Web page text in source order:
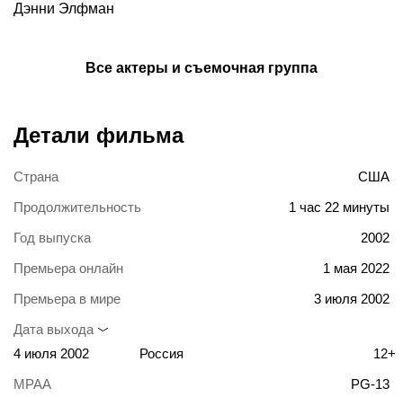
Дэнни Элфман
Все актеры и съемочная группа
Детали фильма
Страна
США
Продолжительность
1 час 22 минуты
Год выпуска
2002
Премьера онлайн
1 мая 2022
Премьера в мире
3 июля 2002
Дата выхода
4 июля 2002
Россия
12+
MPAA
PG-13